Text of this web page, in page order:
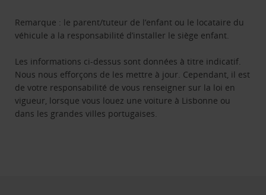
Remarque : le parent/tuteur de l’enfant ou le locataire du
véhicule a la responsabilité d’installer le siège enfant.
Les informations ci-dessus sont données à titre indicatif.
Nous nous efforçons de les mettre à jour. Cependant, il est
de votre responsabilité de vous renseigner sur la loi en
vigueur, lorsque vous louez une voiture à Lisbonne ou
dans les grandes villes portugaises.